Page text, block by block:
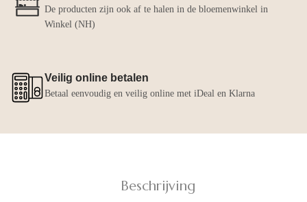
De producten zijn ook af te halen in de bloemenwinkel in
Winkel (NH)
Veilig online betalen
Betaal eenvoudig en veilig online met iDeal en Klarna
Beschrijving